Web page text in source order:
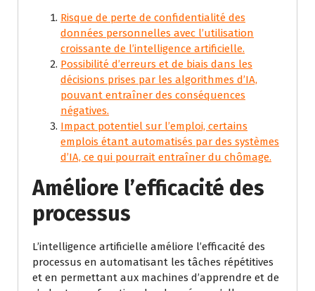
Risque de perte de confidentialité des
données personnelles avec l’utilisation
croissante de l’intelligence artificielle.
Possibilité d’erreurs et de biais dans les
décisions prises par les algorithmes d’IA,
pouvant entraîner des conséquences
négatives.
Impact potentiel sur l’emploi, certains
emplois étant automatisés par des systèmes
d’IA, ce qui pourrait entraîner du chômage.
Améliore l’efficacité des
processus
L’intelligence artificielle améliore l’efficacité des
processus en automatisant les tâches répétitives
et en permettant aux machines d’apprendre et de